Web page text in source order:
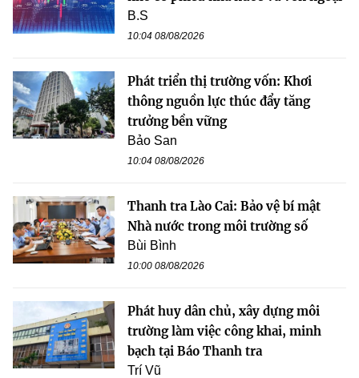
B.S
10:04 08/08/2026
Phát triển thị trường vốn: Khơi
thông nguồn lực thúc đẩy tăng
trưởng bền vững
Bảo San
10:04 08/08/2026
Thanh tra Lào Cai: Bảo vệ bí mật
Nhà nước trong môi trường số
Bùi Bình
10:00 08/08/2026
Phát huy dân chủ, xây dựng môi
trường làm việc công khai, minh
bạch tại Báo Thanh tra
Trí Vũ